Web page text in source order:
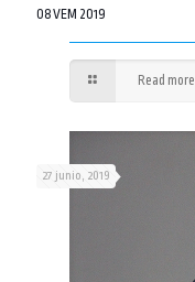
08 VEM 2019
Read more
27 junio, 2019